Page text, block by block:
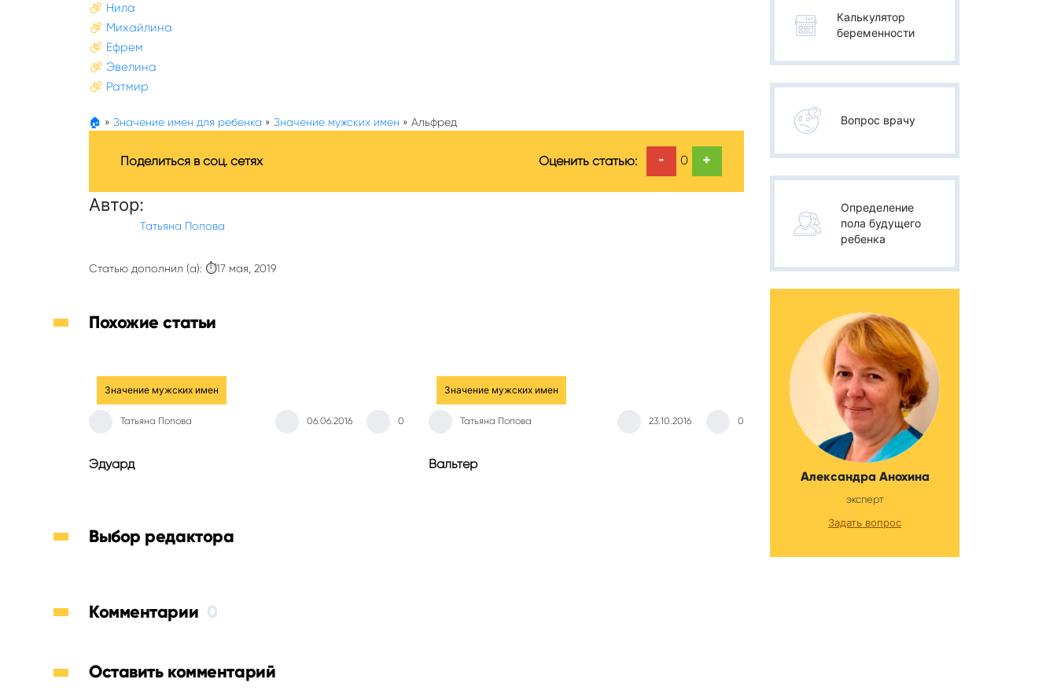
Нила
Михайлина
Ефрем
Эвелина
Ратмир
🏠 » Значение имен для ребенка » Значение мужских имен » Альфред
Поделиться в соц. сетях Оценить статью: - 0 +
Автор:
Татьяна Попова
Статью дополнил (а): ⏱17 мая, 2019
Похожие статьи
Значение мужских имен
Татьяна Попова 06.06.2016 0
Эдуард
Значение мужских имен
Татьяна Попова 23.10.2016 0
Вальтер
Выбор редактора
Комментарии 0
Оставить комментарий
Калькулятор
беременности
Вопрос врачу
Определение
пола будущего
ребенка
Александра Анохина
эксперт
Задать вопрос